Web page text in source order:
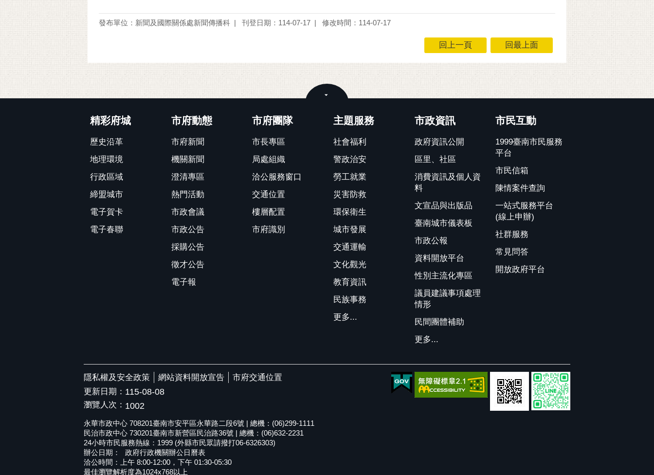
發布單位：新聞及國際關係處新聞傳播科 刊登日期：114-07-17 修改時間：114-07-17
回上一頁 回最上面
精彩府城
歷史沿革
地理環境
行政區域
締盟城市
電子賀卡
電子春聯
市府動態
市府新聞
機關新聞
澄清專區
熱門活動
市政會議
市政公告
採購公告
徵才公告
電子報
市府團隊
市長專區
局處組織
洽公服務窗口
交通位置
樓層配置
市府識別
主題服務
社會福利
警政治安
勞工就業
災害防救
環保衛生
城市發展
交通運輸
文化觀光
教育資訊
民族事務
更多...
市政資訊
政府資訊公開
區里、社區
消費資訊及個人資
料
文宣品與出版品
臺南城市儀表板
市政公報
資料開放平台
性別主流化專區
議員建議事項處理
情形
民間團體補助
更多...
市民互動
1999臺南市民服務
平台
市民信箱
陳情案件查詢
一站式服務平台
(線上申辦)
社群服務
常見問答
開放政府平台
隱私權及安全政策 網站資料開放宣告
市府交通位置
更新日期： 115-08-08
瀏覽人次： 1002
永華市政中心 708201臺南市安平區永華路二段6號 | 總機：(06)299-1111
民治市政中心 730201臺南市新營區民治路36號 | 總機：(06)632-2231
24小時市民服務熱線：1999 (外縣市民眾請撥打06-6326303)
辦公日期：
政府行政機關辦公日曆表
洽公時間：上午 8:00-12:00，下午 01:30-05:30
最佳瀏覽解析度為1024x768以上